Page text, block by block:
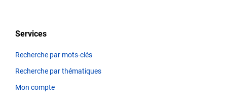
avant
sur
la
plateforme.
Services
Recherche par mots-clés
Recherche par thématiques
Mon compte